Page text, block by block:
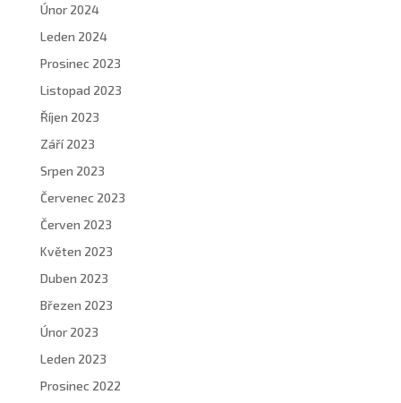
Únor 2024
Leden 2024
Prosinec 2023
Listopad 2023
Říjen 2023
Září 2023
Srpen 2023
Červenec 2023
Červen 2023
Květen 2023
Duben 2023
Březen 2023
Únor 2023
Leden 2023
Prosinec 2022